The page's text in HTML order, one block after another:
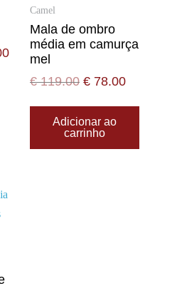
Camel
Mala de ombro
média em camurça
mel
€119.00 € 78.00
Adicionar ao
carrinho